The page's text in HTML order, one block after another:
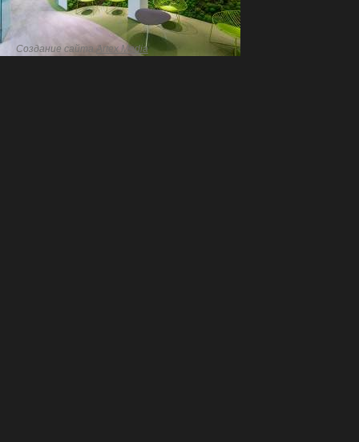
Создание сайтаArtex Media